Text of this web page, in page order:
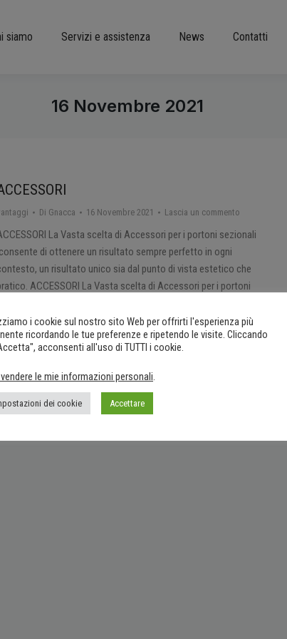
siamo Servizi e assistenza News Contatti
16 Novembre 2021
Di Gnacca 16 Novembre 2021 Lascia un commento
La Vasta scelta di Accessori per i portoni sezionali
consente di ottenere un risultato sempre perfetto in ogni
un risultato unico sia dal punto di vista estetico che
ACCESSORI La Vasta scelta di Accessori per i portoni
contesto, un risultato unico sia…
i cookie sul nostro sito Web per offrirti l'esperienza più
ricordando le tue preferenze e ripetendo le visite. Cliccando
acconsenti all'uso di TUTTI i cookie.
le mie informazioni personali.
dei cookie Accettare
tramite WhatsApp.